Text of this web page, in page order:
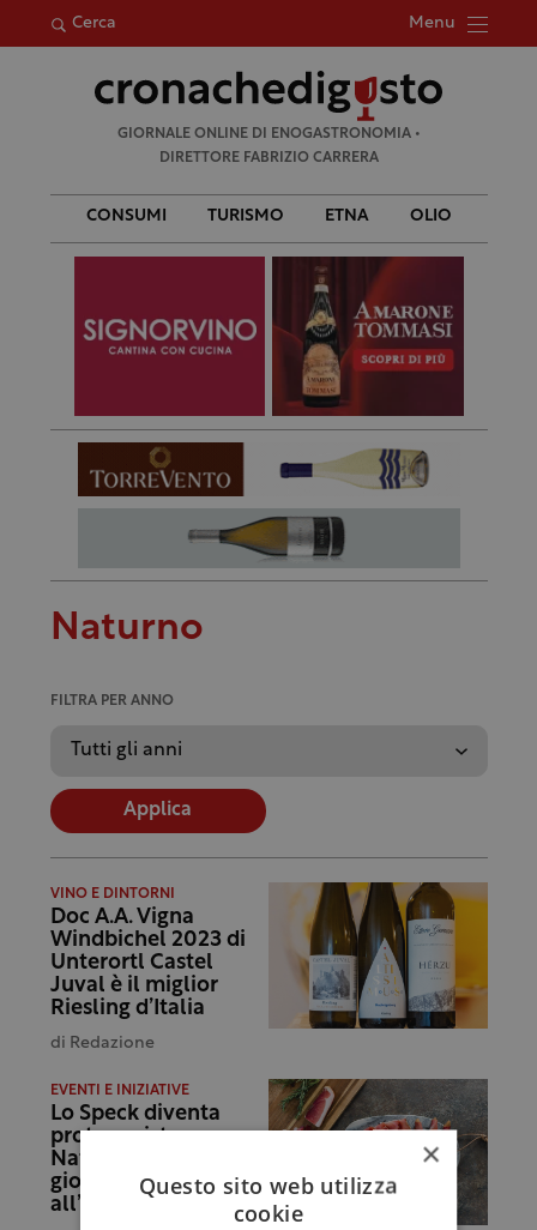
Cerca Menu
per:
GIORNALE ONLINE DI ENOGASTRONOMIA •
DIRETTORE FABRIZIO CARRERA
CONSUMI TURISMO ETNA OLIO
Naturno
FILTRA PER ANNO
Applica
VINO E DINTORNI
Doc A.A. Vigna
Windbichel 2023 di
Unterortl Castel
Juval è il miglior
Riesling d’Italia
di Redazione
EVENTI E INIZIATIVE
Lo Speck diventa
protagonista: a
Naturno un’intera
giornata dedicata
all’eccellenza Igp
×
Questo sito web utilizza
cookie